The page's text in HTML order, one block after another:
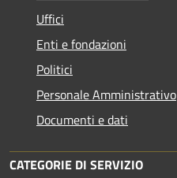
Uffici
Enti e fondazioni
Politici
Personale Amministrativo
Documenti e dati
CATEGORIE DI SERVIZIO